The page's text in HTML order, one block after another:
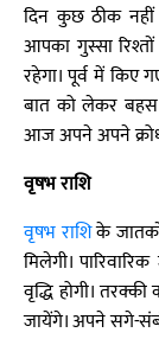
दिन कुछ ठीक नहीं
आपका गुस्सा
रहेगा। पूर्व में किए
बात को लेकर बहस
आज अपने अपने क्रोध
वृषभ राशि
वृषभ राशिके
मिलेगी।
वृद्धि होगी।
जायेंगे। अपने सगे-